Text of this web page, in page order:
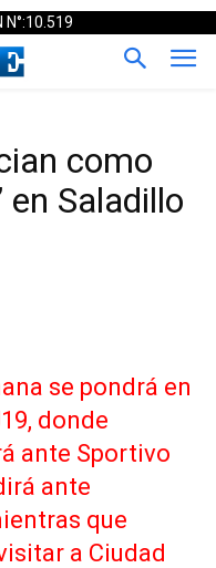
N°:10.519
como
en Saladillo
se pondrá en
donde
ante Sportivo
ante
que
a Ciudad